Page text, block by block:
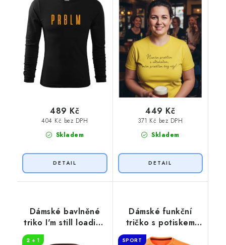
Skladem
404 Kč bez DPH
489 Kč
Skladem
371 Kč bez DPH
449 Kč
Dámské bavlněné
triko I'm still loading
2 + 1
Dámské funkční
tričko s potiskem
Dneska by to šlo
SPORT